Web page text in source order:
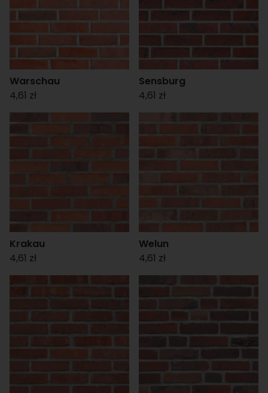
Warschau
4,61 zł
Sensburg
4,61 zł
Krakau
4,61 zł
Welun
4,61 zł